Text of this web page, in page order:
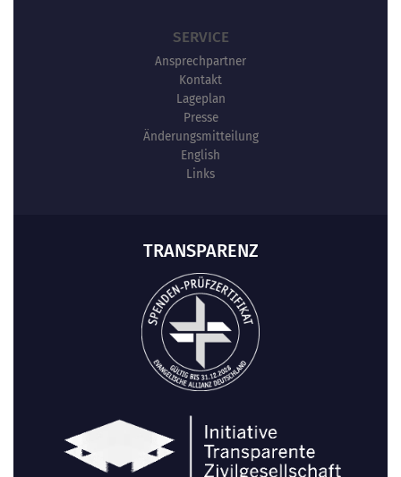
SERVICE
Ansprechpartner
Kontakt
Lageplan
Presse
Änderungsmitteilung
English
Links
TRANSPARENZ